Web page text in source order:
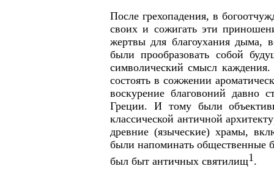
После грехопадения, в
своих и сожигать эти
жертвы для благоухания дыма,
были прообразовать собой
символический смысл
состоять в сожжении
воскурение благовоний давно
Греции. И тому были
классической античной
древние (языческие) храмы,
были напоминать общественные
был быт античных святилищ1.